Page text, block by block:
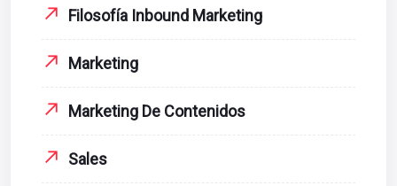
Filosofía Inbound Marketing
Marketing
Marketing De Contenidos
Sales